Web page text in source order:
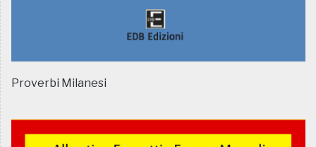
Proverbi Milanesi